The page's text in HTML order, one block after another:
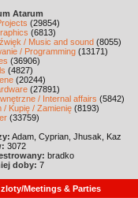
Atarum
(29854)
(6813)
/ Music and sound (8055)
/ Programming (13171)
(36906)
(4827)
(20244)
(27891)
/ Internal affairs (5842)
/ Kupię / Zamienię (8193)
(33759)
Adam, Cyprian, Jhusak, Kaz
3072
bradko
doby: 7
Meetings & Parties